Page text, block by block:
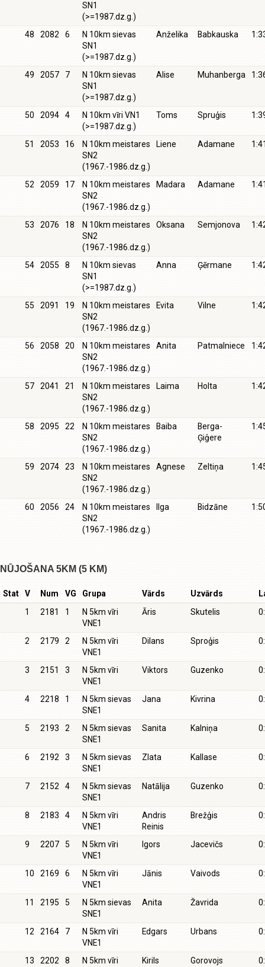
SN1
(>=1987.dz.g.)
48 2082 6
N 10km sievas
SN1
(>=1987.dz.g.)
Anželika Babkauska
49 2057 7
N 10km sievas
SN1
(>=1987.dz.g.)
Alise Muhanberga
50 2094 4
N 10km vīri VN1
(>=1987.dz.g.)
Toms Spruģis
51 2053 16
N 10km meistares
SN2
(1967.-1986.dz.g.)
Liene Adamane
52 2059 17
N 10km meistares
SN2
(1967.-1986.dz.g.)
Madara Adamane
53 2076 18
N 10km meistares
SN2
(1967.-1986.dz.g.)
Oksana Semjonova
54 2055 8
N 10km sievas
SN1
(>=1987.dz.g.)
Anna Ģērmane
55 2091 19
N 10km meistares
SN2
(1967.-1986.dz.g.)
Evita Vilne
56 2058 20
N 10km meistares
SN2
(1967.-1986.dz.g.)
Anita Patmalniece
57 2041 21
N 10km meistares
SN2
(1967.-1986.dz.g.)
Laima Holta
58 2095 22
N 10km meistares
SN2
(1967.-1986.dz.g.)
Baiba
Berga-
Ģiģere
59 2074 23
N 10km meistares
SN2
(1967.-1986.dz.g.)
Agnese Zeltiņa
60 2056 24
N 10km meistares
SN2
(1967.-1986.dz.g.)
Ilga Bidzāne
NŪJOŠANA 5KM (5 KM)
Stat V Num VG Grupa Vārds Uzvārds
1
2181 1
N 5km vīri
VNE1
Āris Skutelis
2 2179 2
N 5km vīri
VNE1
Dilans Sproģis
3 2151 3
N 5km vīri
VNE1
Viktors Guzenko
4 2218 1
N 5km sievas
SNE1
Jana Kivrina
5 2193 2
N 5km sievas
SNE1
Sanita Kalniņa
6 2192 3
N 5km sievas
SNE1
Zlata Kallase
7 2152 4
N 5km sievas
SNE1
Natālija Guzenko
8 2183 4
N 5km vīri
VNE1
Andris
Reinis
Brežģis
9 2207 5
N 5km vīri
VNE1
Igors Jacevičs
10 2169 6
N 5km vīri
VNE1
Jānis Vaivods
11 2195 5
N 5km sievas
SNE1
Anita Žavrida
12 2164 7
N 5km vīri
VNE1
Edgars Urbans
13 2202 8 N 5km vīri Kirils Gorovojs